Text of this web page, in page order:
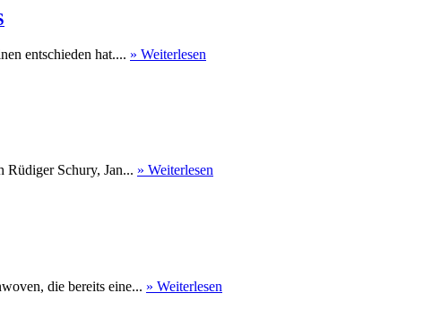
entschieden hat.... » Weiterlesen
Rüdiger Schury, Jan... » Weiterlesen
die bereits eine... » Weiterlesen